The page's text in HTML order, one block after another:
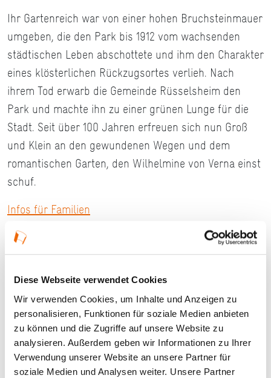
Diese Webseite verwendet Cookies
Wir verwenden Cookies, um Inhalte und Anzeigen zu
personalisieren, Funktionen für soziale Medien anbieten
zu können und die Zugriffe auf unsere Website zu
analysieren. Außerdem geben wir Informationen zu Ihrer
Verwendung unserer Website an unsere Partner für
soziale Medien und Analysen weiter. Unsere Partner
Ihr Gartenreich war von einer hohen Bruchsteinmauer
umgeben, die den Park bis 1912 vom wachsenden
städtischen Leben abschottete und ihm den Charakter
eines klösterlichen Rückzugsortes verlieh. Nach
ihrem Tod erwarb die Gemeinde Rüsselsheim den
Park und machte ihn zu einer grünen Lunge für die
Stadt. Seit über 100 Jahren erfreuen sich nun Groß
und Klein an den gewundenen Wegen und dem
romantischen Garten, den Wilhelmine von Verna einst
schuf.
Infos für Familien
Täglich geöffnet
Eintritt frei
Barrierefreier Zugang für Menschen mit Rollstuhl
Rollstuhlgerechtes WC
Spielplatz
Größe: 4,62 ha
PARKPORTRÄTS - 3. AUFLAGE